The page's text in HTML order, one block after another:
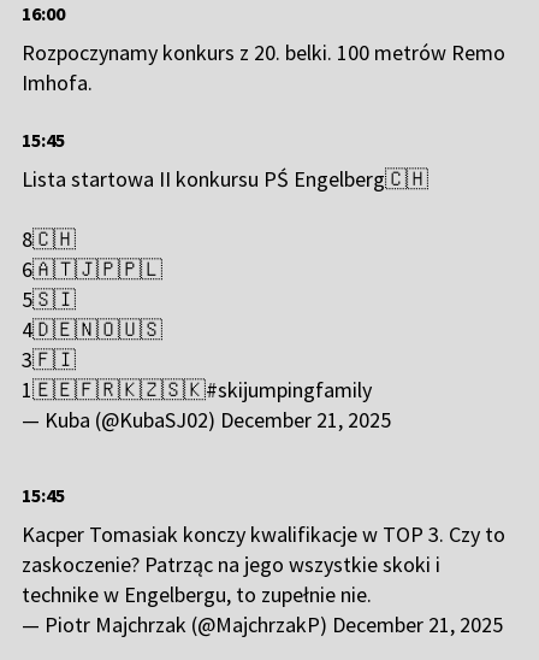
16:00
Rozpoczynamy konkurs z 20. belki. 100 metrów Remo
Imhofa.
15:45
Lista startowa II konkursu PŚ Engelberg🇨🇭
8🇨🇭
6🇦🇹🇯🇵🇵🇱
5🇸🇮
4🇩🇪🇳🇴🇺🇸
3🇫🇮
1🇪🇪🇫🇷🇰🇿🇸🇰#skijumpingfamily
— Kuba (@KubaSJ02) December 21, 2025
15:45
Kacper Tomasiak konczy kwalifikacje w TOP 3. Czy to
zaskoczenie? Patrząc na jego wszystkie skoki i
technike w Engelbergu, to zupełnie nie.
— Piotr Majchrzak (@MajchrzakP) December 21, 2025